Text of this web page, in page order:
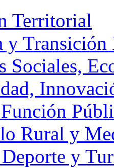
Territorial
y
Sociales,
Rural y
y